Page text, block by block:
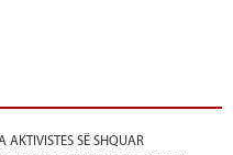
AKTIVISTES SË SHQUAR